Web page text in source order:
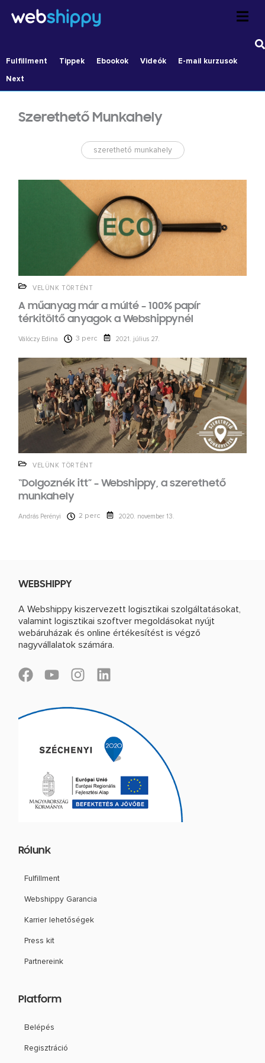
Fulfillment Tippek Ebookok Videók
E-mail kurzusok
Next
Szerethető Munkahely
szerethető munkahely
VELÜNK TÖRTÉNT
A műanyag már a múlté – 100% papír
térkitöltő anyagok a Webshippynél
Válóczy Edina 3 perc 2021. július 27.
VELÜNK TÖRTÉNT
“Dolgoznék itt” – Webshippy, a szerethető
munkahely
András Perényi 2 perc 2020. november 13.
WEBSHIPPY
A Webshippy kiszervezett logisztikai szolgáltatásokat,
valamint logisztikai szoftver megoldásokat nyújt
webáruházak és online értékesítést is végző
nagyvállalatok számára.
F
e
Y
u
b
I
s
g
a
m
L
k
e
d
n
Rólunk
Fulfillment
Webshippy Garancia
Karrier lehetőségek
Press kit
Partnereink
Platform
Belépés
Regisztráció